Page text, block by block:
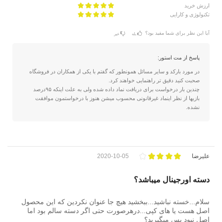
ارزش خرید
تکنولوژی و کارایی
آیا این نظر برای شما مفید بود؟ بله خیر
پاسخ از مت استور:
در مورد بارکد و سایر مسائل همونطور که گفتم با یکی از همکاران در فروشگاه
صحبت کنید دقیق تر راهنمایی خواهند کرد.
چندین بار درخواست برای دریافت نماد داده شده ولی به علت اینکه ۹۵درصد
بازیها از نظر اینماد غیرقانونی محسوب میشن هنوز با درخواستمون موافقت
نشده.
علیرضا 2020-10-05
دسته اورجینال میباشد؟
سلام...خسته نباشید...ببخشید هیچ جا عنوان نکردین که این محصول
اصل هست یا های کپی...درهرصورت حتی اگر دسته سالم بود اما
اصل نبود پس میگیرید؟